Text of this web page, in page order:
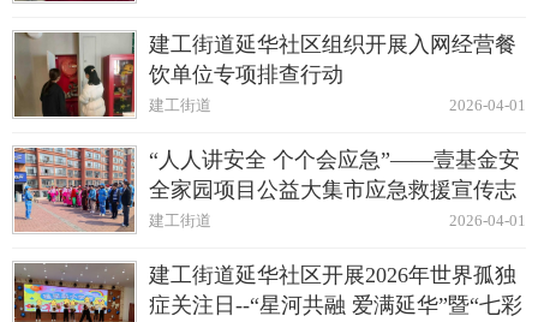
建工街道延华社区组织开展入网经营餐
饮单位专项排查行动
2026-04-01
建工街道
“人人讲安全 个个会应急”——壹基金安
全家园项目公益大集市应急救援宣传志
愿服务活动
2026-04-01
建工街道
建工街道延华社区开展2026年世界孤独
症关注日--“星河共融 爱满延华”暨“七彩